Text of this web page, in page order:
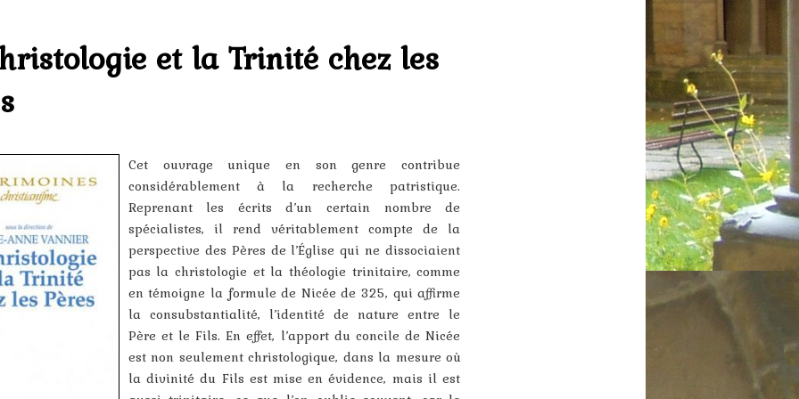
et la Trinité chez les
Cet ouvrage unique en son genre contribue
considérablement à la recherche patristique.
Reprenant les écrits d’un certain nombre de
spécialistes, il rend véritablement compte de la
perspective des Pères de l’Église qui ne dissociaient
pas la christologie et la théologie trinitaire, comme
en témoigne la formule de Nicée de 325, qui affirme
la consubstantialité, l’identité de nature entre le
Père et le Fils. En effet, l’apport du concile de Nicée
est non seulement christologique, dans la mesure où
la divinité du Fils est mise en évidence, mais il est